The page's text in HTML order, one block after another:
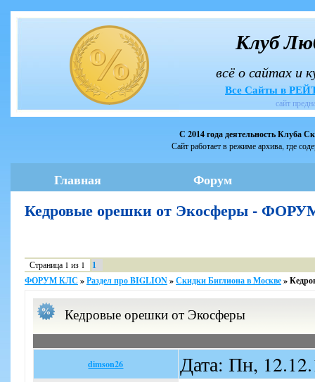
Клуб
всё о сайтах и
Все Сайты в
сайт
С 2014 года деятельность Клуба
Сайт работает в режиме архива, где
Главная Форум
Кедровые орешки от Экосферы -
Страница 1 из 1
1
ФОРУМ КЛС »Раздел про BIGLION»Скидки Биглиона в Москве»
Кедровые орешки от Экосферы
dimson26 Дата: Пн,